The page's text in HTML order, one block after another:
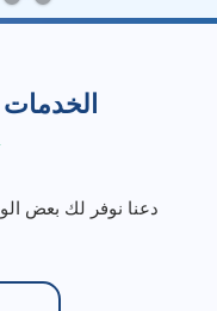
الخدمات
دعنا نوفر لك بعض